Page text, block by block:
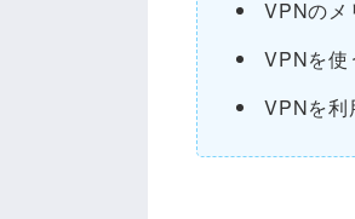
VPNのメ
VPNを使
VPNを利